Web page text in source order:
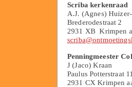
Scriba kerkenraad
A.J. (Agnes)
Brederodestraat 2
2931 XB Krimpen
Penningmeester
J (Jaco) Kraan
Paulus Potterstraat 11
2931 CX Krimpen